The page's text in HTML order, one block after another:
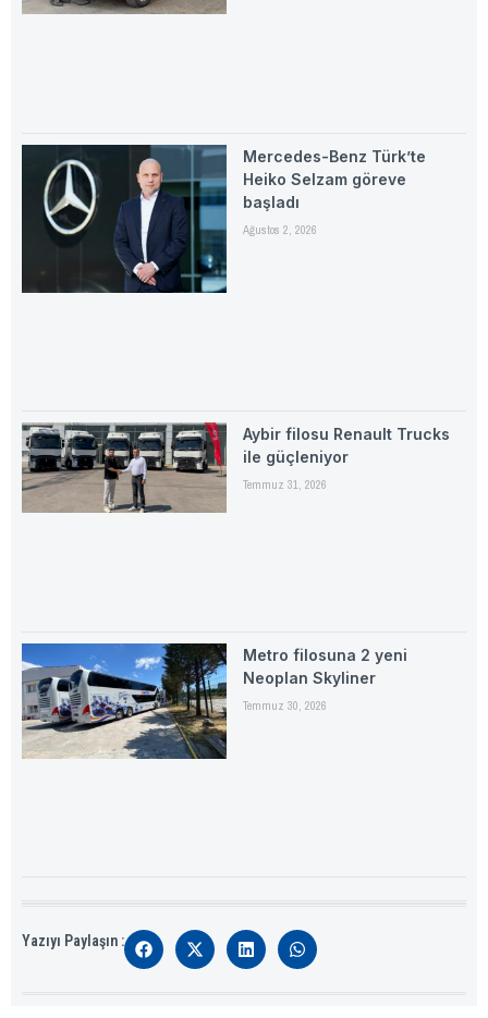
Mercedes-Benz Türk’te
Heiko Selzam göreve
başladı
Ağustos 2, 2026
Aybir filosu Renault Trucks
ile güçleniyor
Temmuz 31, 2026
Metro filosuna 2 yeni
Neoplan Skyliner
Temmuz 30, 2026
Yazıyı Paylaşın :